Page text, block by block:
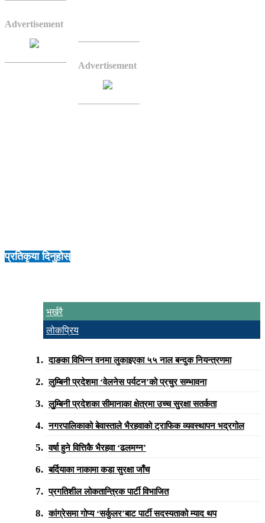
Advertisement
Advertisement
प्रतिकृया दिनुहोस्
भर्खरै
लोकप्रिय
दाङका विभिन्न वनमा लुकाइएका ५५ नाल बन्दुक नियन्त्रणमा
लुम्बिनी प्रदेशमा ‘वेलनेस पर्यटन’को प्रचुर सम्भावना
लुुम्बिनी प्रदेशका सीमानाका क्षेत्रमा उच्च सुरक्षा सतर्कता
नगरपालिकाको बेवास्ताले भैरहवाको ट्राफिक व्यवस्थापन भद्रगोल
वर्षा हुने वित्तिकै भैरहवा ‘ढलमग्न’
बर्दियाका नाकामा कडा सुरक्षा जाँच
प्रगतिशील लोकतान्त्रिक पार्टी विभाजित
कांग्रेसमा गोप्य ‘सर्कुलर’बाट पार्टी सदस्यताको म्याद थप